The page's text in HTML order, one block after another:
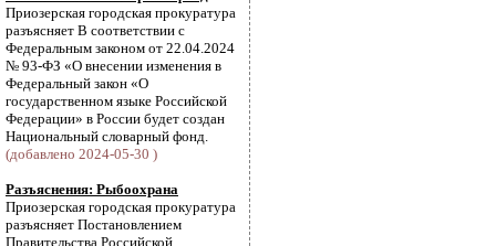
Приозерская городская прокуратура
разъясняет В соответствии с
Федеральным законом от 22.04.2024
№ 93-ФЗ «О внесении изменения в
Федеральный закон «О
государственном языке Российской
Федерации» в России будет создан
Национальный словарный фонд.
(добавлено 2024-05-30 )
Разъяснения: Рыбоохрана
Приозерская городская прокуратура
разъясняет Постановлением
Правительства Российской